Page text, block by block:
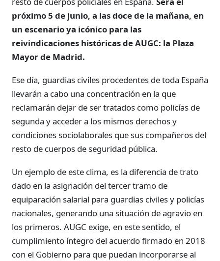
próximo 5 de junio, a las doce de la mañana, en
un escenario ya icónico para las
reivindicaciones históricas de AUGC: la Plaza
Mayor de Madrid.
Ese día, guardias civiles procedentes de toda España
llevarán a cabo una concentración en la que
reclamarán dejar de ser tratados como policías de
segunda y acceder a los mismos derechos y
condiciones sociolaborales que sus compañeros del
resto de cuerpos de seguridad pública.
Un ejemplo de este clima, es la diferencia de trato
dado en la asignación del tercer tramo de
equiparación salarial para guardias civiles y policías
nacionales, generando una situación de agravio en
los primeros. AUGC exige, en este sentido, el
cumplimiento íntegro del acuerdo firmado en 2018
con el Gobierno para que puedan incorporarse al